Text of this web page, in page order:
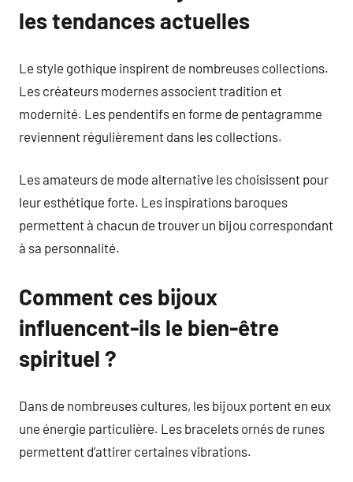
les tendances actuelles
Le style gothique inspirent de nombreuses collections.
Les créateurs modernes associent tradition et
modernité. Les pendentifs en forme de pentagramme
reviennent régulièrement dans les collections.
Les amateurs de mode alternative les choisissent pour
leur esthétique forte. Les inspirations baroques
permettent à chacun de trouver un bijou correspondant
à sa personnalité.
Comment ces bijoux
influencent-ils le bien-être
spirituel ?
Dans de nombreuses cultures, les bijoux portent en eux
une énergie particulière. Les bracelets ornés de runes
permettent d’attirer certaines vibrations.